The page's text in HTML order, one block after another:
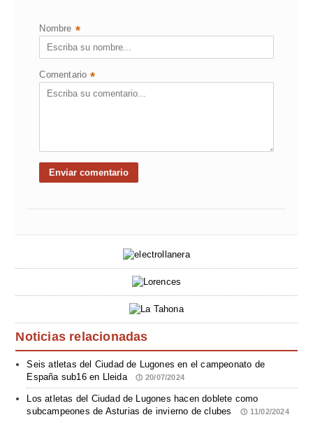
Nombre *
Comentario *
Noticias relacionadas
Seis atletas del Ciudad de Lugones en el campeonato de
España sub16 en Lleida
20/07/2024
Los atletas del Ciudad de Lugones hacen doblete como
subcampeones de Asturias de invierno de clubes
11/02/2024